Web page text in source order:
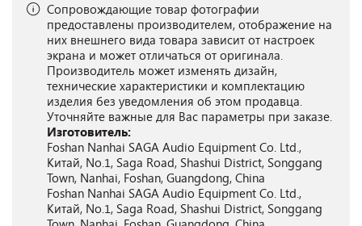
Сопровождающие товар фотографии
предоставлены производителем, отображение на
них внешнего вида товара зависит от настроек
экрана и может отличаться от оригинала.
Производитель может изменять дизайн,
технические характеристики и комплектацию
изделия без уведомления об этом продавца.
Уточняйте важные для Вас параметры при заказе.
Изготовитель:
Foshan Nanhai SAGA Audio Equipment Co. Ltd.,
Китай, No.1, Saga Road, Shashui District, Songgang
Town, Nanhai, Foshan, Guangdong, China
Foshan Nanhai SAGA Audio Equipment Co. Ltd.,
Китай, No.1, Saga Road, Shashui District, Songgang